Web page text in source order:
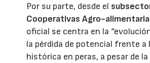
Por su parte, desde el
Cooperativas Agro-
oficial se centra en la
la pérdida de potencial frente a
histórica en peras, a pesar de